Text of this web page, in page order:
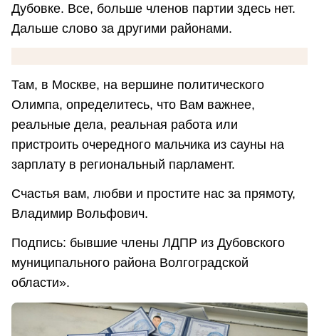
Дубовке. Все,​ больше членов партии здесь нет.
Дальше слово за другими районами.
Там, в Москве, на вершине политического
Олимпа, определитесь, что Вам важнее,
реальные дела, реальная работа или
пристроить очередного мальчика из сауны на
зарплату в региональный парламент.
Счастья вам, любви и простите нас за прямоту,
Владимир Вольфович.
Подпись: бывшие члены ЛДПР из Дубовского
муниципального района Волгоградской
области».